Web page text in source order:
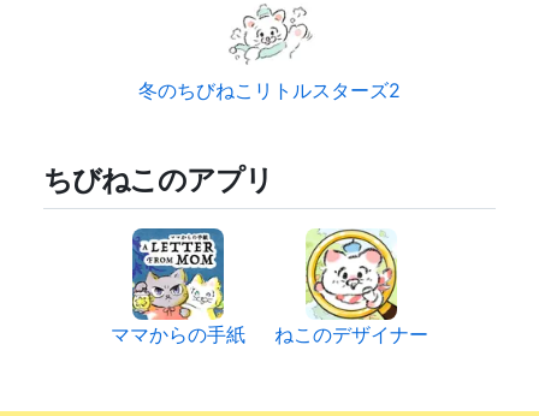
冬のちびねこリトルスターズ2
ちびねこのアプリ
ママからの手紙 ねこのデザイナー